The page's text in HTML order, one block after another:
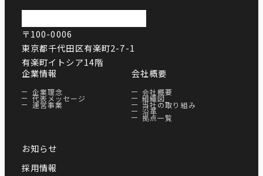
〒100-0006
東京都千代田区有楽町2-7-1
有楽町イトシア14階
企業情報
企業理念
代表メッセージ
運営事業
会社概要
会社概要
組織図
当社の取り組み
沿革
拠点一覧
お知らせ
採用情報